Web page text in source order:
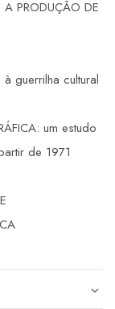
PRODUÇÃO DE
guerrilha cultural
um estudo
de 1971